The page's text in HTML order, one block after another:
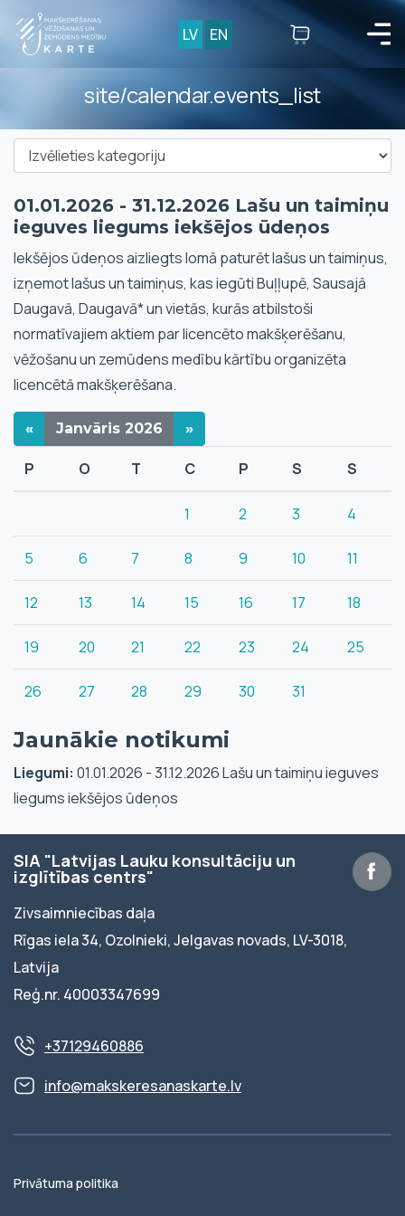
LV EN
site/calendar.events_list
01.01.2026 - 31.12.2026 Lašu un taimiņu
ieguves liegums iekšējos ūdeņos
Iekšējos ūdeņos aizliegts lomā paturēt lašus un taimiņus,
izņemot lašus un taimiņus, kas iegūti Buļļupē, Sausajā
Daugavā, Daugavā* un vietās, kurās atbilstoši
normatīvajiem aktiem par licencēto makšķerēšanu,
vēžošanu un zemūdens medību kārtību organizēta
licencētā makšķerēšana.
« Janvāris 2026 »
P O T C P S S
1 2 3 4
5 6 7 8 9 10 11
12 13 14 15 16 17 18
19 20 21 22 23 24 25
26 27 28 29 30 31
Jaunākie notikumi
Liegumi: 01.01.2026 - 31.12.2026 Lašu un taimiņu ieguves
liegums iekšējos ūdeņos
SIA "Latvijas Lauku konsultāciju un
izglītības centrs"
Zivsaimniecības daļa
Rīgas iela 34, Ozolnieki, Jelgavas novads, LV-3018,
Latvija
Reģ.nr. 40003347699
+37129460886
info@makskeresanaskarte.lv
Privātuma politika